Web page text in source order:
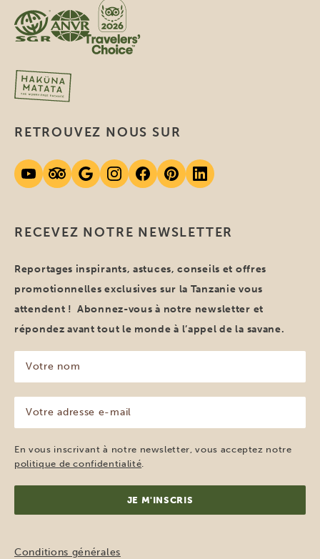
RECEVEZ NOTRE NEWSLETTER
Reportages inspirants, astuces, conseils et offres
promotionnelles exclusives sur la Tanzanie vous
attendent ! Abonnez-vous à notre newsletter et
répondez avant tout le monde à l’appel de la savane.
nom
(Nécessaire)
adresse
e-
mail
(Nécessaire)
En vous inscrivant à notre newsletter, vous acceptez notre
politique de confidentialité
RETROUVEZ NOUS SUR
Conditions générales